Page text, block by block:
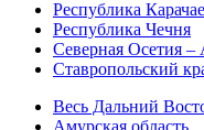
Республика
Республика Чечня
Северная Осетия –
Ставропольский
Весь Дальний
Амурская область